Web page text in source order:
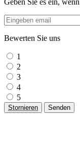
Geben Sie es ein,
Bewerten Sie uns
1
2
3
4
5
Stornieren Senden